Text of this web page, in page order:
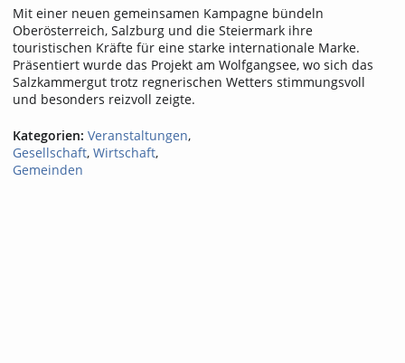
Mit einer neuen gemeinsamen Kampagne bündeln
Oberösterreich, Salzburg und die Steiermark ihre
touristischen Kräfte für eine starke internationale Marke.
Präsentiert wurde das Projekt am Wolfgangsee, wo sich das
Salzkammergut trotz regnerischen Wetters stimmungsvoll
und besonders reizvoll zeigte.
Kategorien: Veranstaltungen,
Gesellschaft, Wirtschaft,
Gemeinden